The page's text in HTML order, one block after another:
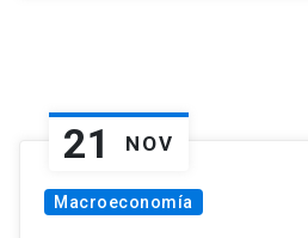
21 NOV
Macroeconomía